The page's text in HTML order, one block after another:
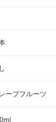
ープフルーツ